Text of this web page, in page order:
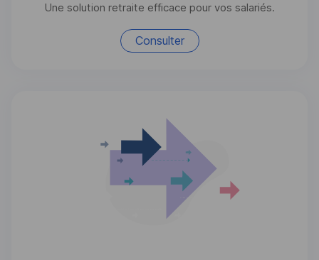
Une solution retraite efficace pour vos salariés.
Consulter